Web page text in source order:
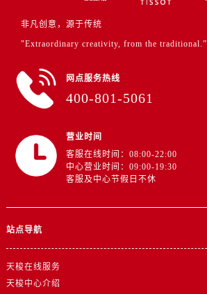
非凡创意，源于传统
"Extraordinary creativity, from the traditional.”
网点服务热线
400-801-5061
营业时间
客服在线时间：08:00-22:00
中心营业时间：09:00-19:30
客服及中心节假日不休
站点导航
天梭在线服务
天梭中心介绍